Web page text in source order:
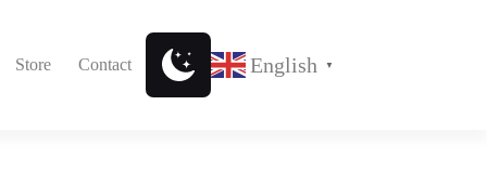
Store Contact English ▼